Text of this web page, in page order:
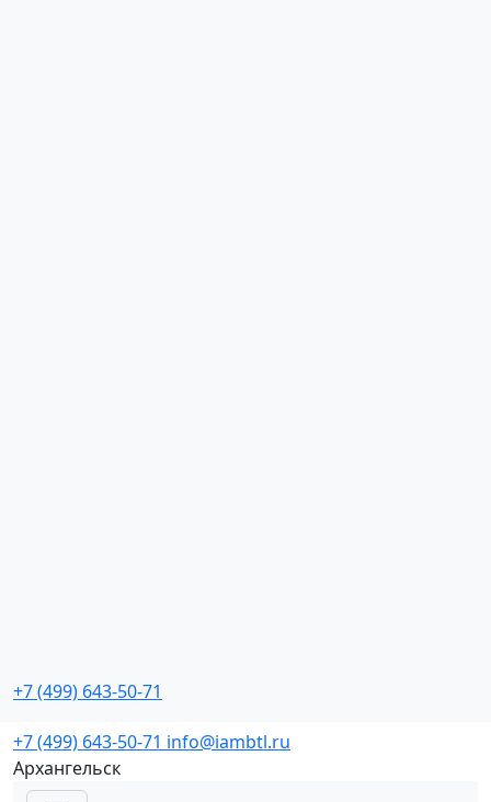
+7 (499) 643-50-71
с реальной окупаемостью
+7 (499) 643-50-71 info@iambtl.ru
Архангельск